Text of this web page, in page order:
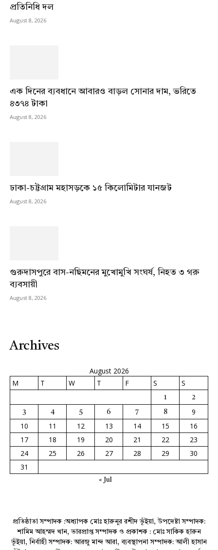
প্রতিনিধি দল
August 8, 2026
এক দিনের ব্যবধানে আবারও বাড়ল সোনার দাম, ভরিতে
৪৩৭৪ টাকা
August 8, 2026
ঢাকা-চট্টগ্রাম মহাসড়কে ১৫ কিলোমিটার যানজট
August 8, 2026
গুরুদাসপুরে বাস-নছিমনের মুখোমুখি সংঘর্ষ, নিহত ৩ গরু
ব্যবসায়ী
August 8, 2026
Archives
August 2026
M
T W T F S S
1 2
3 4 5 6 7 8
9
10
11 12 13 14 15
16
17
18 19 20 21 22
23
24
25 26 27 28 29
30
31
« Jul
প্রতিষ্ঠাতা সম্পাদক :অধ্যাপক মোঃ হারুনুর রশীদ ভূঁইয়া, উপদেষ্টা সম্পাদক:
শামিম আহম্মদ খান, ভারপ্রাপ্ত সম্পাদক ও প্রকাশক : মোঃ সাকিক হারুন
ভূঁইয়া, নির্বাহী সম্পাদক: আরজু মান্দ আরা, ব্যবস্থাপনা সম্পাদক: আলী হাসান